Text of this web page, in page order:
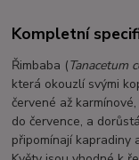
Kompletní
Řimbaba (Tanacetum
která okouzlí svými
červené až
do července, a
připomínají kapradiny